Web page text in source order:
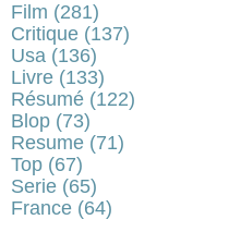
Film (281)
Critique (137)
Usa (136)
Livre (133)
Résumé (122)
Blop (73)
Resume (71)
Top (67)
Serie (65)
France (64)